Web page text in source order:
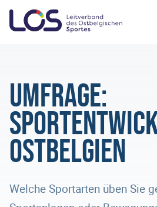
Umfrage:
Ostbelgien
Welche Sportarten üben Sie